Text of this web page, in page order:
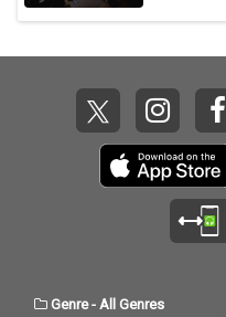
Genre- All Genres